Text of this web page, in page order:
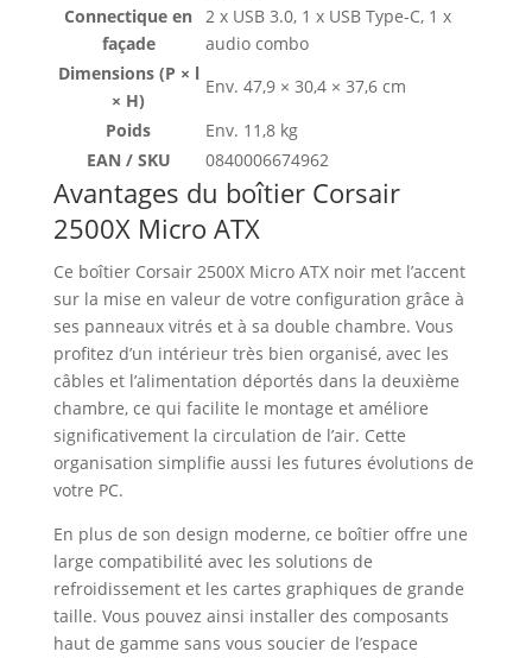
Connectique en
façade
2 x USB 3.0, 1 x USB Type-C, 1 x
audio combo
Dimensions (P × l
× H)
Env. 47,9 × 30,4 × 37,6 cm
Poids
Env. 11,8 kg
EAN / SKU
0840006674962
Avantages du boîtier Corsair
2500X Micro ATX
Ce boîtier Corsair 2500X Micro ATX noir met l’accent
sur la mise en valeur de votre configuration grâce à
ses panneaux vitrés et à sa double chambre. Vous
profitez d’un intérieur très bien organisé, avec les
câbles et l’alimentation déportés dans la deuxième
chambre, ce qui facilite le montage et améliore
significativement la circulation de l’air. Cette
organisation simplifie aussi les futures évolutions de
votre PC.
En plus de son design moderne, ce boîtier offre une
large compatibilité avec les solutions de
refroidissement et les cartes graphiques de grande
taille. Vous pouvez ainsi installer des composants
haut de gamme sans vous soucier de l’espace